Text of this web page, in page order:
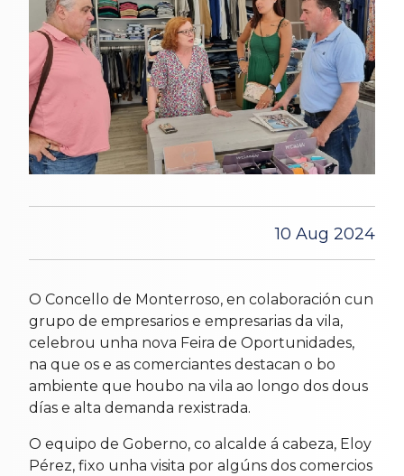
10 Aug 2024
O Concello de Monterroso, en colaboración cun
grupo de empresarios e empresarias da vila,
celebrou unha nova Feira de Oportunidades,
na que os e as comerciantes destacan o bo
ambiente que houbo na vila ao longo dos dous
días e alta demanda rexistrada.
O equipo de Goberno, co alcalde á cabeza, Eloy
Pérez, fixo unha visita por algúns dos comercios